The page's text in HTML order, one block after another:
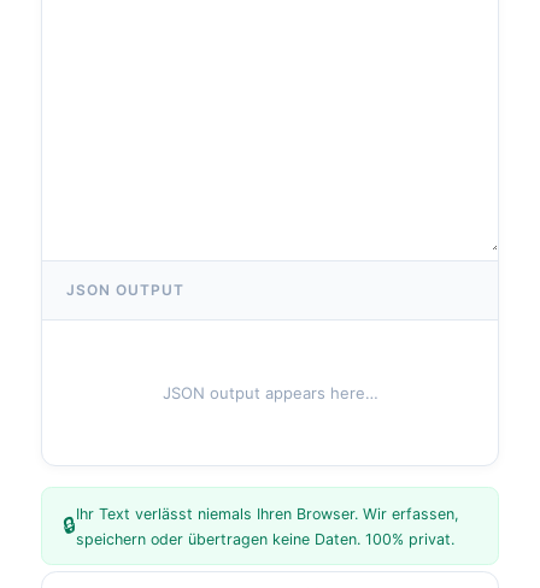
JSON OUTPUT
JSON output appears here…
🔒Ihr Text verlässt niemals Ihren Browser. Wir erfassen,
speichern oder übertragen keine Daten. 100% privat.